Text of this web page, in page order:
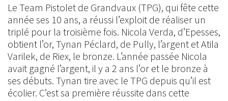
Le Team Pistolet de Grandvaux (TPG), qui fête cette
année ses 10 ans, a réussi l’exploit de réaliser un
triplé pour la troisième fois. Nicola Verda, d’Epesses,
obtient l’or, Tynan Péclard, de Pully, l’argent et Atila
Varilek, de Riex, le bronze. L’année passée Nicola
avait gagné l’argent, il y a 2 ans l’or et le bronze à
ses débuts. Tynan tire avec le TPG depuis qu’il est
écolier. C’est sa première réussite dans cette